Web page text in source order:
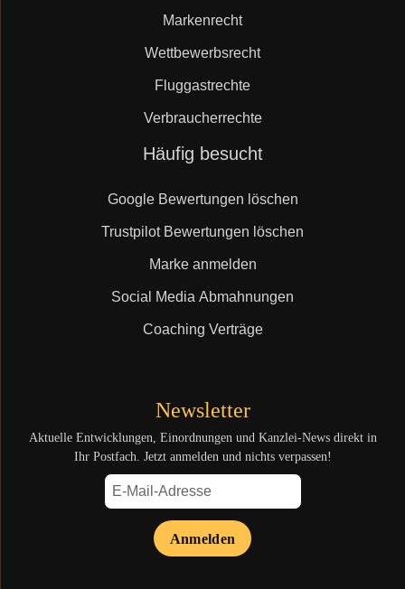
Markenrecht
Wettbewerbsrecht
Fluggastrechte
Verbraucherrechte
Häufig besucht
Google Bewertungen löschen
Trustpilot Bewertungen löschen
Marke anmelden
Social Media Abmahnungen
Coaching Verträge
Newsletter
Aktuelle Entwicklungen, Einordnungen und Kanzlei-News direkt in
Ihr Postfach. Jetzt anmelden und nichts verpassen!
Anmelden